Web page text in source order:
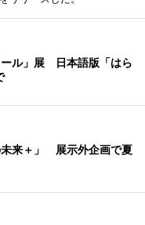
ール」展 日本語版「はら
来＋」 展示外企画で夏